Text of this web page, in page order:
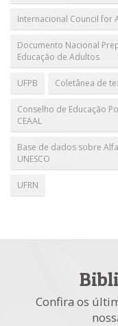
Internacional Council for
Documento Nacional
Educação de Adultos
UFPB Coletânea de
Conselho de Educação
CEAAL
Base de dados sobre
UNESCO
UFRN
Confira os